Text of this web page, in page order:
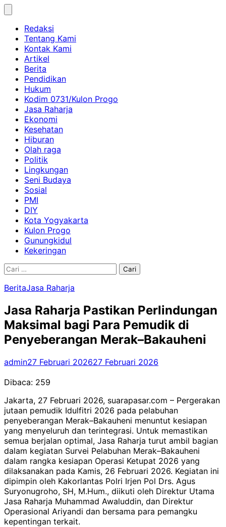
Skip
contentRedaksi
Tentang Kami
Kontak Kami
Artikel
Berita
Pendidikan
Hukum
Kodim 0731/Kulon Progo
Jasa Raharja
Ekonomi
Kesehatan
Hiburan
Olah raga
Politik
Lingkungan
Seni Budaya
Sosial
PMI
DIY
Kota Yogyakarta
Kulon Progo
Gunungkidul
Kekeringan
Cari
BeritaJasa Raharja
Jasa Raharja Pastikan Perlindungan
Maksimal bagi Para Pemudik di
Penyeberangan Merak–Bakauheni
admin27 Februari 202627 Februari 2026
Dibaca: 259
Jakarta, 27 Februari 2026, suarapasar.com – Pergerakan
jutaan pemudik Idulfitri 2026 pada pelabuhan
penyeberangan Merak–Bakauheni menuntut kesiapan
yang menyeluruh dan terintegrasi. Untuk memastikan
semua berjalan optimal, Jasa Raharja turut ambil bagian
dalam kegiatan Survei Pelabuhan Merak–Bakauheni
dalam rangka kesiapan Operasi Ketupat 2026 yang
dilaksanakan pada Kamis, 26 Februari 2026. Kegiatan ini
dipimpin oleh Kakorlantas Polri Irjen Pol Drs. Agus
Suryonugroho, SH, M.Hum., diikuti oleh Direktur Utama
Jasa Raharja Muhammad Awaluddin, dan Direktur
Operasional Ariyandi dan bersama para pemangku
kepentingan terkait.